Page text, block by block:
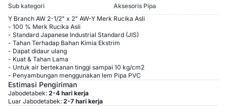
Sub kategori
Aksesoris Pipa
Y Branch AW 2-1/2" x 2" AW-Y Merk Rucika Asli
- 100 % Merk Rucika Asli
- Standard Japanese Industrial Standard (JIS)
- Tahan Terhadap Bahan Kimia Ekstrim
- Dapat didaur ulang
- Kuat & Tahan Lama
- Untuk air bertekanan tinggi sampai 10 kg/cm2
- Penyambungan menggunakan lem Pipa PVC
Estimasi Pengiriman
Jabodetabek: 2-4 hari kerja
Luar Jabodetabek: 2-7 hari kerja